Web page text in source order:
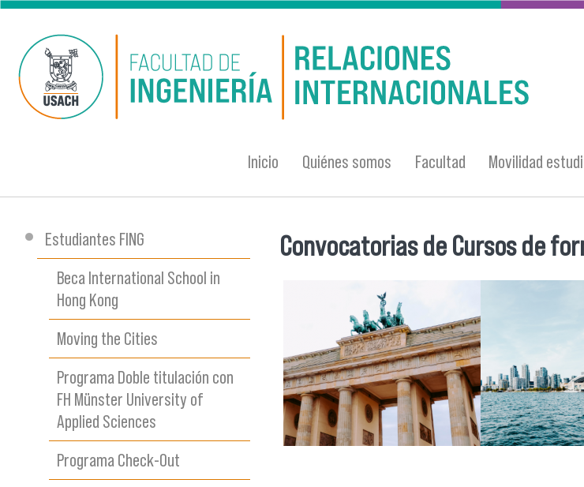
Pasar al contenido principal
Inicio Quiénes somos Facultad Movilidad
Estudiantes FING
Beca International School in
Hong Kong
Moving the Cities
Programa Doble titulación con
FH Münster University of
Applied Sciences
Programa Check-Out
Se encuentra usted aquí
Convocatorias de Cursos de